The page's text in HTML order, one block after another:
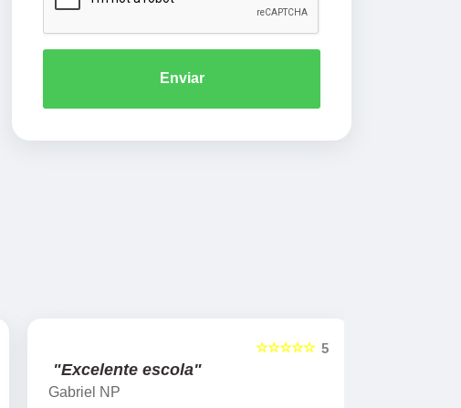
Enviar
5
☆☆☆☆☆
"Excelente escola"
Gabriel NP